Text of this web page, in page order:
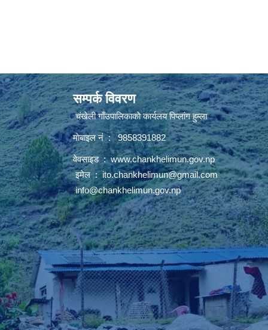
सम्पर्क विवरण
चंखेली गाँउपालिकाकाे कार्यलय पिप्लांग हुम्ला
माेबाइल नं : 9858391882
वेवसाइड :www.chankhelimun.gov.np
इमेल :ito.chankhelimun@gmail.com
info@chankhelimun.gov.np